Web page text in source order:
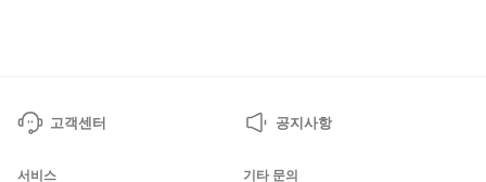
고객센터 공지사항
서비스 기타 문의